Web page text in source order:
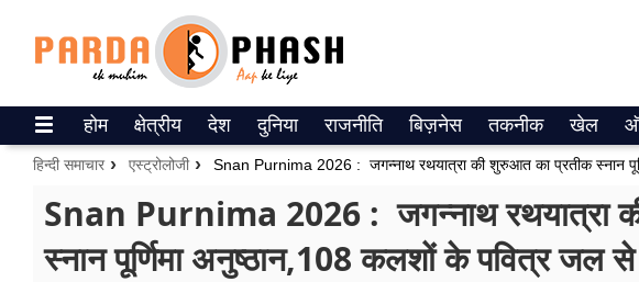
ePaper
वेब स्टोरीज
उत्तर प्रदेश
होम क्षेत्रीय देश दुनिया राजनीति बिज़नेस तकनीक खेल
हिन्दी समाचार एस्ट्रोलोजी
Snan Purnima 2026 : जगन्नाथ रथयात्रा
स्नान पूर्णिमा अनुष्ठान,108 कलशों के पवित्र जल से